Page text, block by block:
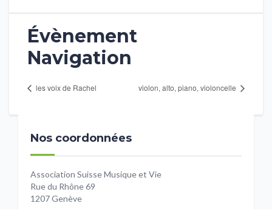
Évènement
Navigation
les voix de Rachel violon, alto, piano, violoncelle
Nos coordonnées
Association Suisse Musique et Vie
Rue du Rhône 69
1207 Genève